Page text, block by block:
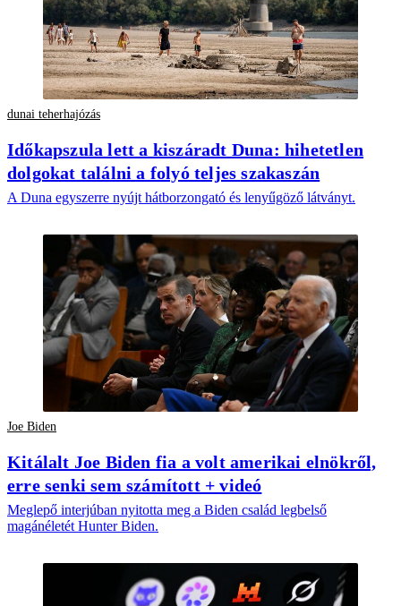
dunai teherhajózás
Időkapszula lett a kiszáradt Duna: hihetetlen
dolgokat találni a folyó teljes szakaszán
A Duna egyszerre nyújt hátborzongató és lenyűgöző látványt.
Joe Biden
Kitálalt Joe Biden fia a volt amerikai elnökről,
erre senki sem számított + videó
Meglepő interjúban nyitotta meg a Biden család legbelső
magánéletét Hunter Biden.